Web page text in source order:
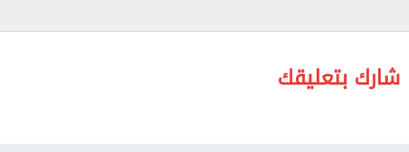
غزة، في تشجيع المنتخب المصري خلال مشاركته
شارك بتعليقك